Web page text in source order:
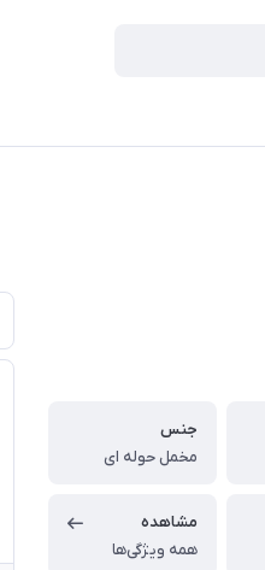
جنس
مخمل حوله ای
مشاهده
همه ویژگی‌ها